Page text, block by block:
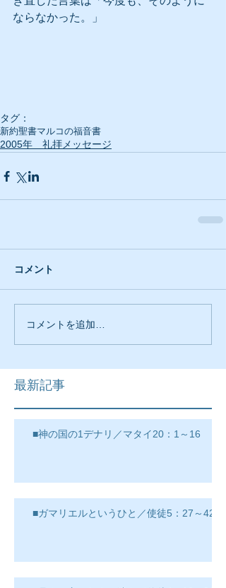
ならなかった。」
タグ：
新約聖書マルコの福音書
2005年 礼拝メッセージ
コメント
コメントを追加…
最新記事
■神の国の1デナリ／マタイ20：1～16
■ガマリエルというひと／使徒5：27～42